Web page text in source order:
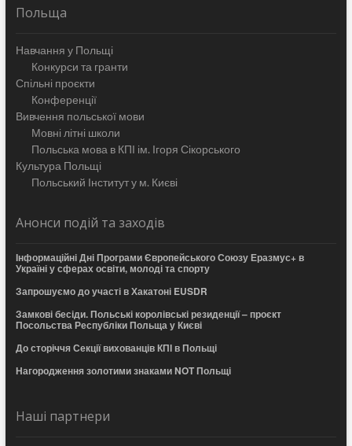
Польща
Навчання у Польщі
Конкурси та гранти
Спільні проєкти
Конференції
Вивчення польської мови
Мовні літні школи
Польська мова в КПІ ім. Ігоря Сікорського
Культура Польщі
Польський Інститут у м. Києві
Анонси подій та заходів
Інформаційні Дні Програми Європейського Союзу Еразмус+ в
Україні у сферах освіти, молоді та спорту
Запрошуємо до участі в Хакатоні EUSDR
Замкові бесіди. Польські королівські резиденції – проєкт
Посольства Республіки Польща у Києві
До сторіччя Секції вихованців КПІ в Польщі
Нагородження золотими знаками NOT Польщі
Наші партнери